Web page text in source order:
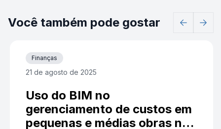
Você também pode gostar
Finanças
21 de agosto de 2025
Uso do BIM no
gerenciamento de custos em
pequenas e médias obras na